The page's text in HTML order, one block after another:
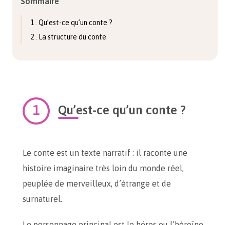
1 . Qu’est-ce qu’un conte ?
2 . La structure du conte
Qu’est-ce qu’un conte ?
Le conte est un texte narratif : il raconte une
histoire imaginaire très loin du monde réel,
peuplée de merveilleux, d’étrange et de
surnaturel.